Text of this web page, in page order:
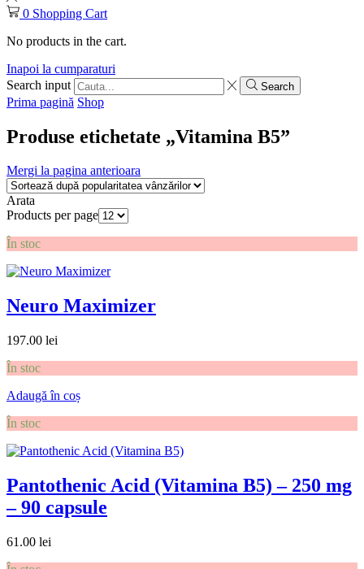
0 Shopping Cart
No products in the cart.
Inapoi la cumparaturi
Search input
Search
Prima pagină Shop
Produse etichetate „Vitamina B5”
Mergi la pagina anterioara
Arata
Products per page
În stoc
Neuro Maximizer
197.00 lei
În stoc
Adaugă în coș
În stoc
Pantothenic Acid (Vitamina B5) – 250 mg
– 90 capsule
61.00 lei